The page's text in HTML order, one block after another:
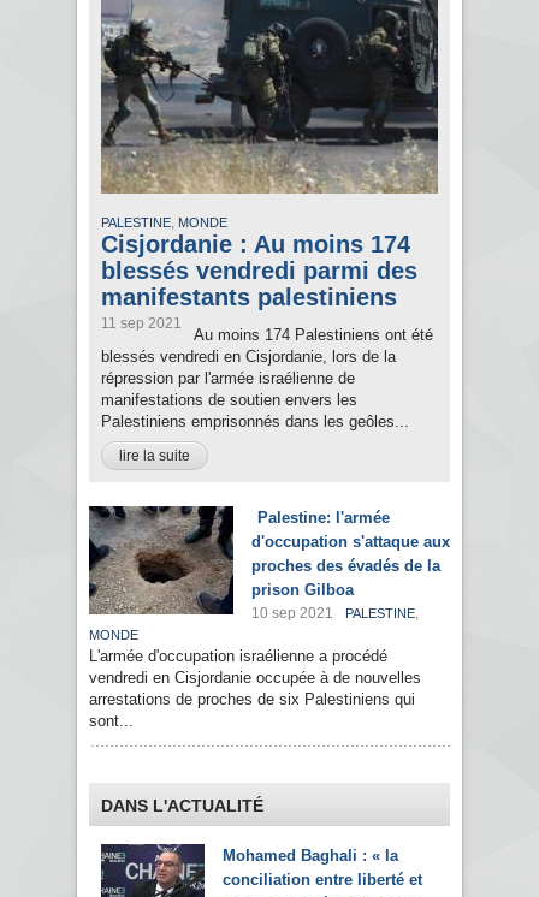
PALESTINE, MONDE
Cisjordanie : Au moins 174
blessés vendredi parmi des
manifestants palestiniens
11 sep 2021
Au moins 174 Palestiniens ont été
blessés vendredi en Cisjordanie, lors de la
répression par l'armée israélienne de
manifestations de soutien envers les
Palestiniens emprisonnés dans les geôles...
lire la suite
Palestine: l'armée
d'occupation s'attaque aux
proches des évadés de la
prison Gilboa
10 sep 2021 PALESTINE,
MONDE
L'armée d'occupation israélienne a procédé
vendredi en Cisjordanie occupée à de nouvelles
arrestations de proches de six Palestiniens qui
sont...
DANS L'ACTUALITÉ
Mohamed Baghali : « la
conciliation entre liberté et